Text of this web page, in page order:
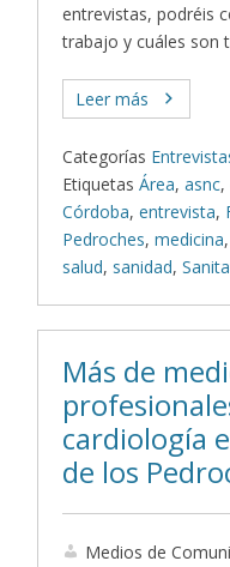
entrevistas, podréis
trabajo y cuáles son
Leer más
Categorías
Etiquetas Área,asnc,
Córdoba,entrevista,
Pedroches,medicina
salud, sanidad,
Más de
cardiología
de los
Medios de